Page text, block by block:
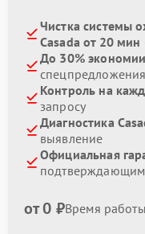
Чистка системы
Casada от 20 мин
До 30% экономии
спецпредложения
Контроль на
запросу
Диагностика
выявление
Официальная
от 0 ₽Время